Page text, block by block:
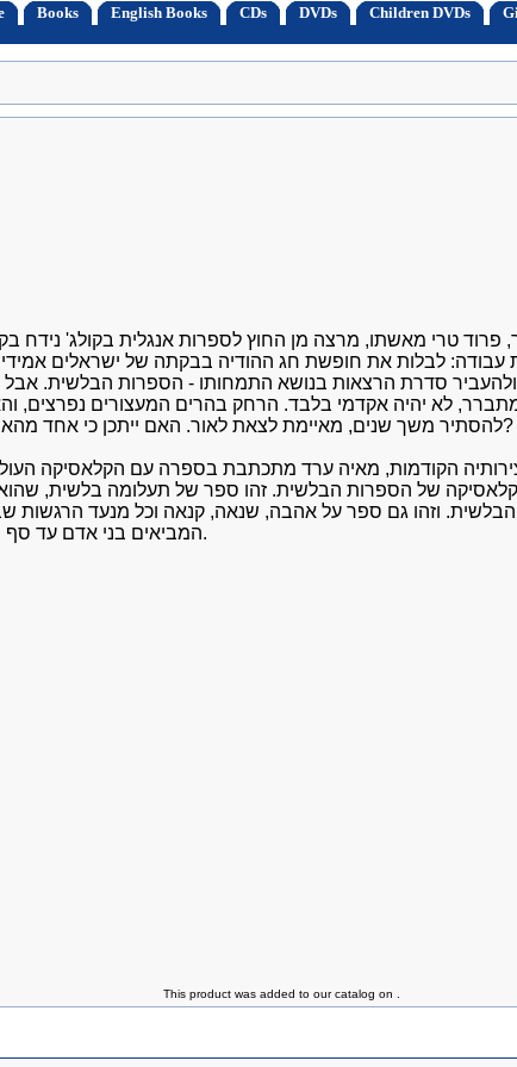
Books English Books CDs DVDs Children DVDs
פרוד טרי מאשתו, מרצה מן החוץ לספרות אנגלית בקולג' נידח
עבודה: לבלות את חופשת חג ההודיה בבקתה של ישראלים
ולהעביר סדרת הרצאות בנושא התמחותו - הספרות הבלשית. אבל
לא יהיה אקדמי בלבד. הרחק בהרים המעצורים נפרצים,
להסתיר משך שנים, מאיימת לצאת לאור. האם ייתכן כי אחד מהאורחים הוא רוצח?
הקודמות, מאיה ערד מתכתבת בספרה עם הקלאסיקה
של הספרות הבלשית. זהו ספר של תעלומה בלשית,
וזהו גם ספר על אהבה, שנאה, קנאה וכל מנעד הרגשות
המביאים בני אדם עד סף הפשע ומעבר לו.
This product was added to our catalog on .